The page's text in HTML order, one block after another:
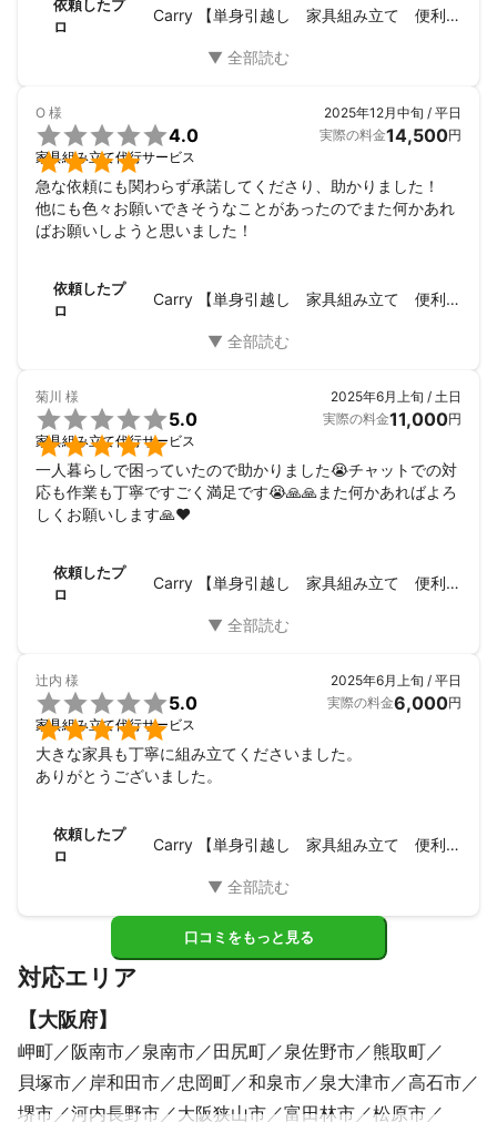
ありがとうございました、
もう一度ありがとうました
依頼したプ
ロ
Carry 【単身引越し 家具組み立て 便利屋】
O 様


4.0
家具組み立て代行サービス
2025年12月中旬 / 平日
実際の料金14,500円
急な依頼にも関わらず承諾してくださり、助かりました！
他にも色々お願いできそうなことがあったのでまた何かあれ
ばお願いしようと思いました！
依頼したプ
ロ
Carry 【単身引越し 家具組み立て 便利屋】
菊川 様


5.0
家具組み立て代行サービス
2025年6月上旬 / 土日
実際の料金11,000円
一人暮らしで困っていたので助かりました😭チャットでの対
応も作業も丁寧ですごく満足です😭🙏🙏また何かあればよろ
しくお願いします🙏❤️
依頼したプ
ロ
Carry 【単身引越し 家具組み立て 便利屋】
辻内 様


5.0
家具組み立て代行サービス
2025年6月上旬 / 平日
実際の料金6,000円
大きな家具も丁寧に組み立てくださいました。
ありがとうございました。
依頼したプ
ロ
Carry 【単身引越し 家具組み立て 便利屋】
口コミをもっと見る
対応エリア
【大阪府】
岬町 阪南市 泉南市 田尻町 泉佐野市
熊取町
貝塚市
岸和田市 忠岡町 和泉市 泉大津市
高石市
堺市
河内長野市 大阪狭山市 富田林市 松原市